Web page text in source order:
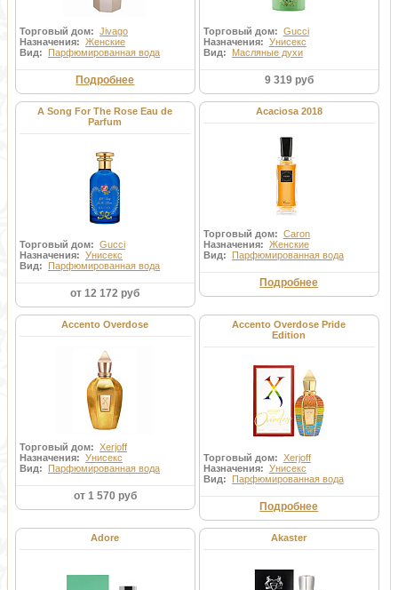
Торговый дом: Jivago
Назначения: Женские
Вид: Парфюмированная вода
Подробнее
Торговый дом: Gucci
Назначения: Унисекс
Вид: Масляные духи
9 319 руб
A Song For The Rose Eau de
Parfum
Торговый дом: Gucci
Назначения: Унисекс
Вид: Парфюмированная вода
от 12 172 руб
Acaciosa 2018
Торговый дом: Caron
Назначения: Женские
Вид: Парфюмированная вода
Подробнее
Accento Overdose
Торговый дом: Xerjoff
Назначения: Унисекс
Вид: Парфюмированная вода
от 1 570 руб
Accento Overdose Pride
Edition
Торговый дом: Xerjoff
Назначения: Унисекс
Вид: Парфюмированная вода
Подробнее
Adore Akaster